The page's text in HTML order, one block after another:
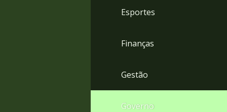
Esportes
Finanças
Gestão
Governo